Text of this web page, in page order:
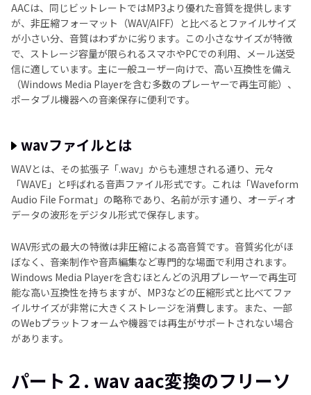
AACは、同じビットレートではMP3より優れた音質を提供します
が、非圧縮フォーマット（WAV/AIFF）と比べるとファイルサイズ
が小さい分、音質はわずかに劣ります。この小さなサイズが特徴
で、ストレージ容量が限られるスマホやPCでの利用、メール送受
信に適しています。主に一般ユーザー向けで、高い互換性を備え
（Windows Media Playerを含む多数のプレーヤーで再生可能）、
ポータブル機器への音楽保存に便利です。
wavファイルとは
WAVとは、その拡張子「.wav」からも連想される通り、元々
「WAVE」と呼ばれる音声ファイル形式です。これは「Waveform
Audio File Format」の略称であり、名前が示す通り、オーディオ
データの波形をデジタル形式で保存します。
WAV形式の最大の特徴は非圧縮による高音質です。音質劣化がほ
ぼなく、音楽制作や音声編集など専門的な場面で利用されます。
Windows Media Playerを含むほとんどの汎用プレーヤーで再生可
能な高い互換性を持ちますが、MP3などの圧縮形式と比べてファ
イルサイズが非常に大きくストレージを消費します。また、一部
のWebプラットフォームや機器では再生がサポートされない場合
があります。
パート２. wav aac変換のフリーソ